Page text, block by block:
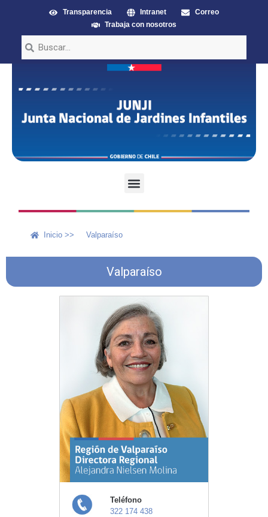
Transparencia Intranet
Correo
Trabaja con nosotros
Inicio >> Valparaíso
Valparaíso
Teléfono
322 174 438